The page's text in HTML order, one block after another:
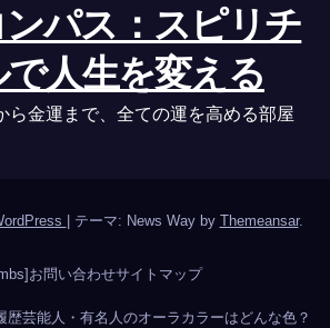
パス：スピリチ
人生を変える
ら金運まで、全ての運を高める部屋
テーマ: News Way by Themeansar.
お問い合わせサイトマップ
歴芸能人・有名人のオーラカラーはどんな色？